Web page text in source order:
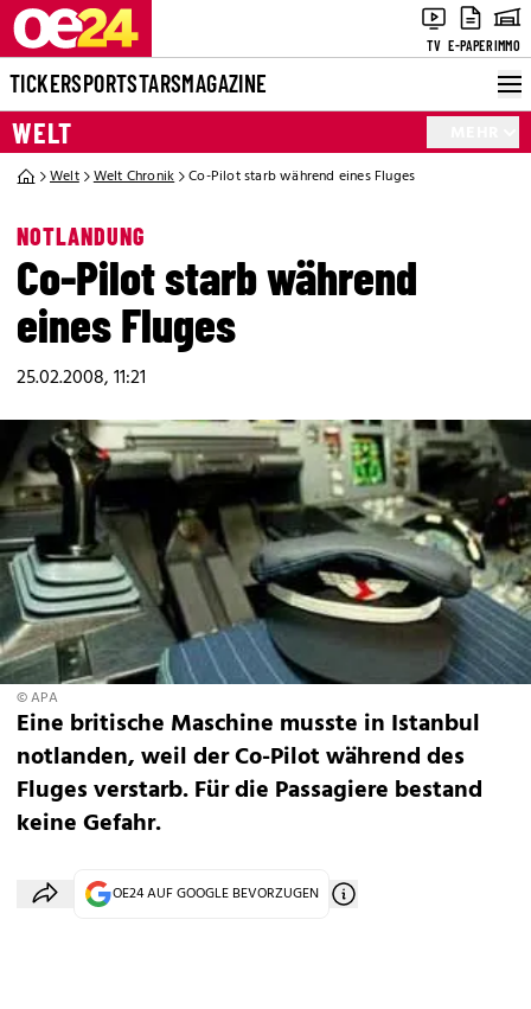
TV E-PAPERIMMO
TICKERSPORTSTARSMAGAZINE
WELT
Welt Welt Chronik Co-Pilot starb während eines Fluges
NOTLANDUNG
Co-Pilot starb während
eines Fluges
25.02.2008, 11:21
© APA
Eine britische Maschine musste in Istanbul
notlanden, weil der Co-Pilot während des
Fluges verstarb. Für die Passagiere bestand
keine Gefahr.
OE24 AUF GOOGLE BEVORZUGEN